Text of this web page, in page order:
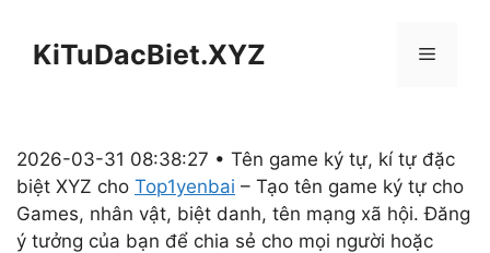
KiTuDacBiet.XYZ Menu
2026-03-31 08:38:27 • Tên game ký tự, kí tự đặc
biệt XYZ cho Top1yenbai – Tạo tên game ký tự cho
Games, nhân vật, biệt danh, tên mạng xã hội. Đăng
ý tưởng của bạn để chia sẻ cho mọi người hoặc